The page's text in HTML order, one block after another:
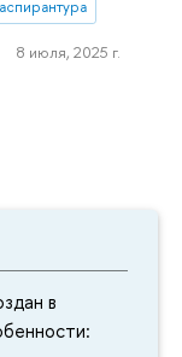
в
аспирантура
8 июля, 2025 г.